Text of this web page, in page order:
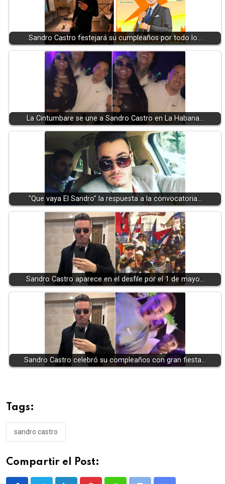
Sandro Castro festejará su cumpleaños por todo lo…
La Cintumbare se une a Sandro Castro en La Habana…
"Que vaya El Sandro" la respuesta a la convocatoria…
Sandro Castro aparece en el desfile por el 1 de mayo…
Sandro Castro celebró su compleaños con gran fiesta…
Tags:
sandro castro
Compartir el Post: